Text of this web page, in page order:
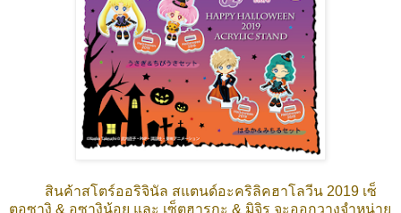
สินค้าสโตร์ออริจินัล สแตนด์อะคริลิคฮาโลวีน 2019 เซ็
ตอุซางิ & อุซางิน้อย และ เซ็ตฮารุกะ & มิจิรุ จะออกวางจำหน่าย